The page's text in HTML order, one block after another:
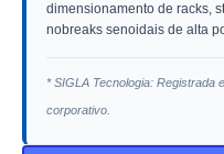
dimensionamento de racks,
nobreaks senoidais de alta
* SIGLA Tecnologia: Registrada
corporativo.